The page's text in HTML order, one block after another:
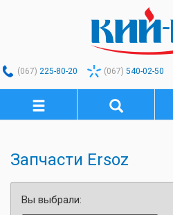
(067) 225-80-20 (067) 540-02-50
Запчасти Ersoz
Вы выбрали: